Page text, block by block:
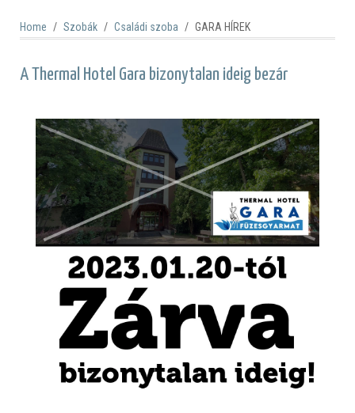
Home Szobák Családi szoba GARA HÍREK
A Thermal Hotel Gara bizonytalan ideig bezár